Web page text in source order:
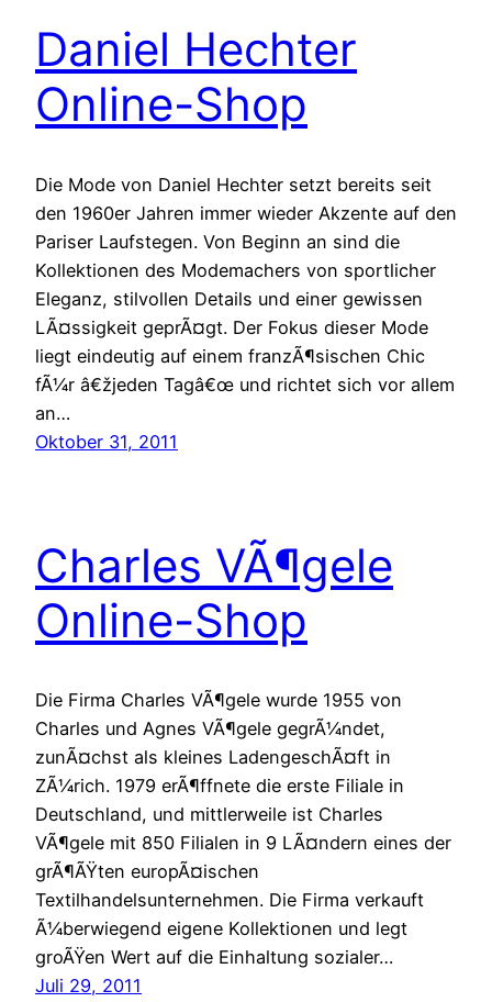
Daniel Hechter
Online-Shop
Die Mode von Daniel Hechter setzt bereits seit
den 1960er Jahren immer wieder Akzente auf den
Pariser Laufstegen. Von Beginn an sind die
Kollektionen des Modemachers von sportlicher
Eleganz, stilvollen Details und einer gewissen
LÃ¤ssigkeit geprÃ¤gt. Der Fokus dieser Mode
liegt eindeutig auf einem franzÃ¶sischen Chic
fÃ¼r â€žjeden Tagâ€œ und richtet sich vor allem
an…
Oktober 31, 2011
Charles VÃ¶gele
Online-Shop
Die Firma Charles VÃ¶gele wurde 1955 von
Charles und Agnes VÃ¶gele gegrÃ¼ndet,
zunÃ¤chst als kleines LadengeschÃ¤ft in
ZÃ¼rich. 1979 erÃ¶ffnete die erste Filiale in
Deutschland, und mittlerweile ist Charles
VÃ¶gele mit 850 Filialen in 9 LÃ¤ndern eines der
grÃ¶ÃŸten europÃ¤ischen
Textilhandelsunternehmen. Die Firma verkauft
Ã¼berwiegend eigene Kollektionen und legt
groÃŸen Wert auf die Einhaltung sozialer…
Juli 29, 2011